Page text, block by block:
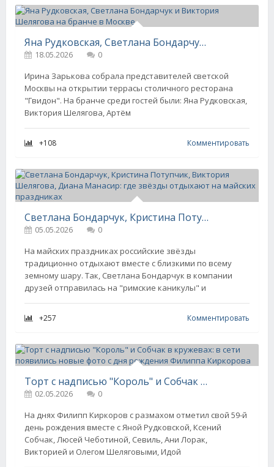
Яна Рудковская, Светлана Бондарчук и Виктория Шелягова на бранче в Москве
18.05.2026
0
Ирина Зарькова собрала представителей светской
Москвы на открытии террасы столичного ресторана
"Гвидон". На бранче среди гостей были: Яна Рудковская,
Виктория Шелягова, Артём
+108 Комментировать
Светлана Бондарчук, Кристина Потупчик, Виктория Шелягова, Диана Манасир: где звёзды отдыхают на майских праздниках
05.05.2026
0
На майских праздниках российские звёзды
традиционно отдыхают вместе с близкими по всему
земному шару. Так, Светлана Бондарчук в компании
друзей отправилась на "римские каникулы" и
+257 Комментировать
Торт с надписью "Король" и Собчак в кружевах: в сети появились новые фото с дня рождения Филиппа Киркорова
02.05.2026
0
На днях Филипп Киркоров с размахом отметил свой 59-й
день рождения вместе с Яной Рудковской, Ксений
Собчак, Люсей Чеботиной, Севиль, Ани Лорак,
Викторией и Олегом Шеляговыми, Идой